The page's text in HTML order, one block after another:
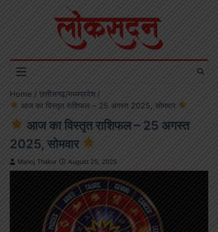
Home
छत्तीसगढ़/मध्यप्रदेश
आज का विस्तृत राशिफल – 25 अगस्त 2025, सोमवार
आज का विस्तृत राशिफल – 25 अगस्त
2025, सोमवार
Manoj Thakur August 25, 2025